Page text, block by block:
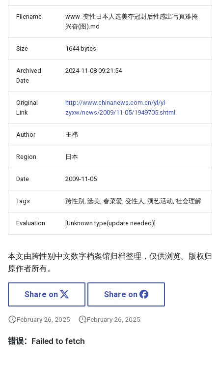
Filename
www_变性日本人选美夺冠封后性感出写真难掩
兴奋(图).md
Size 1644 bytes
Archived
Date
2024-11-08 09:21:54
Original
Link
http://www.chinanews.com.cn/yl/yl-
zyxw/news/2009/11-05/1949705.shtml
Author 王祎
Region 日本
Date 2009-11-05
Tags 跨性别, 选美, 春菜爱, 变性人, 演艺活动, 社会理解
Evaluation [Unknown type(update needed)]
本文由跨性别中文数字档案馆归档整理，仅供浏览。版权归
原作者所有。
Share on Share on
February 26, 2025 February 26, 2025